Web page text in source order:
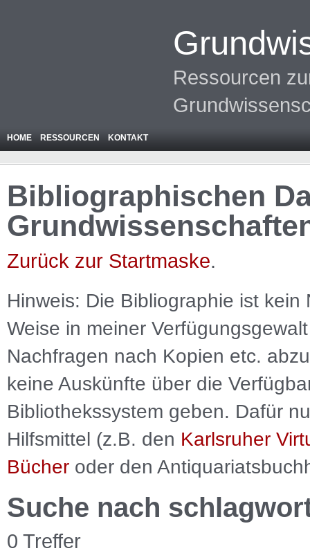
Ressourcen
HOME RESSOURCEN KONTAKT
Bibliographischen
Zurück zur Startmaske.
Hinweis: Die Bibliographie ist kein
Weise in meiner
Nachfragen nach Kopien etc.
keine Auskünfte über die
Bibliothekssystem geben. Dafür
Hilfsmittel (z.B. den Karlsruher
Bücher oder den
Suche nach
0 Treffer